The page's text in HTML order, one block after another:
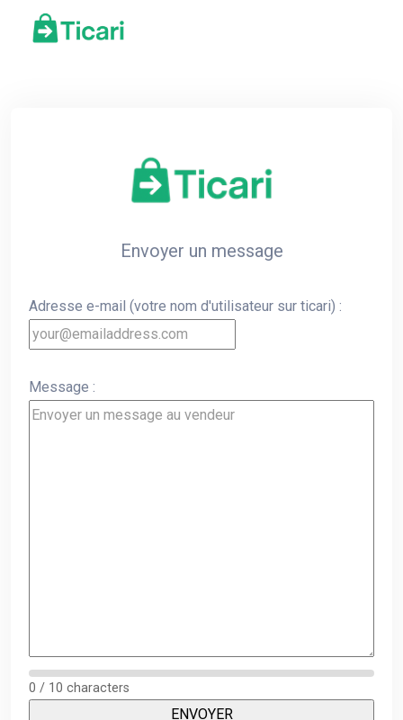
Envoyer un message
Adresse e-mail (votre nom d'utilisateur sur ticari) :
Message :
0 / 10 characters